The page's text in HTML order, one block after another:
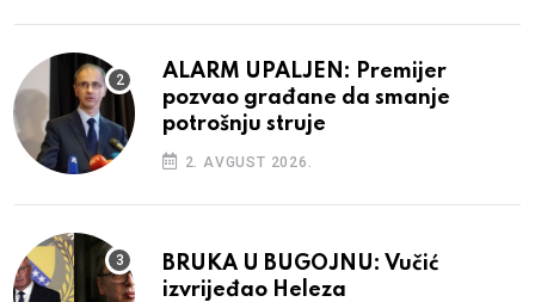
ALARM UPALJEN: Premijer
pozvao građane da smanje
potrošnju struje
2. AVGUST 2026.
BRUKA U BUGOJNU: Vučić
izvrijeđao Heleza